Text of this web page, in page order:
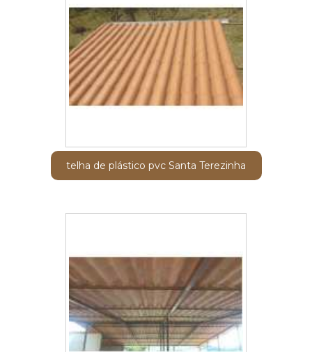
telha de plástico pvc Santa Terezinha